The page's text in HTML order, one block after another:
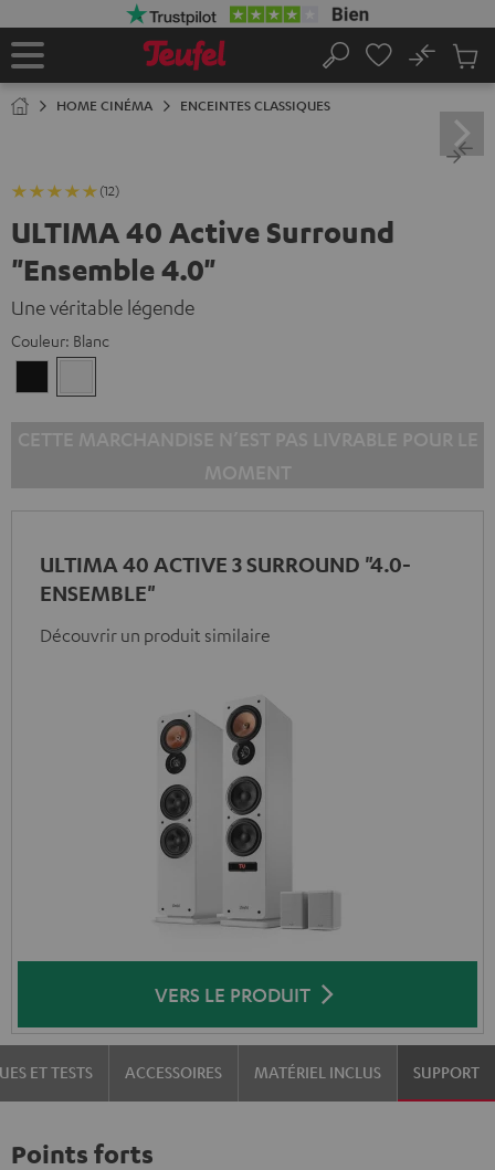
Page
Rechercher
No
panier
HOME CINÉMA ENCEINTES CLASSIQUES
(12)
ULTIMA 40 Active Surround
"Ensemble 4.0"
Une véritable légende
Couleur: Blanc
ULTIMA 40 ACTIVE 3 SURROUND "4.0-
ENSEMBLE"
Découvrir un produit similaire
VERS LE PRODUIT
ET TESTS ACCESSOIRES MATÉRIEL INCLUS SUPPORT
Points forts